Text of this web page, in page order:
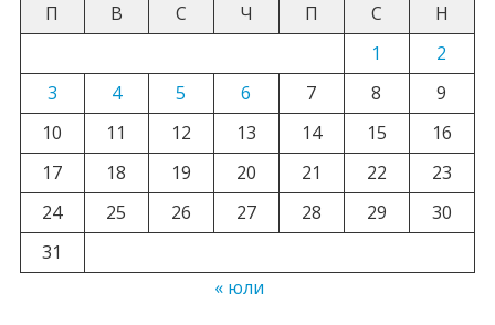
П
В С Ч П С
Н
1
2
3
4 5 6 7 8
9
10
11 12 13 14 15
16
17
18 19 20 21 22
23
24
25 26 27 28 29
30
31
« юли